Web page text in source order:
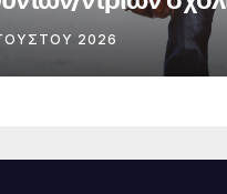
της Διεύθυνσης
2026